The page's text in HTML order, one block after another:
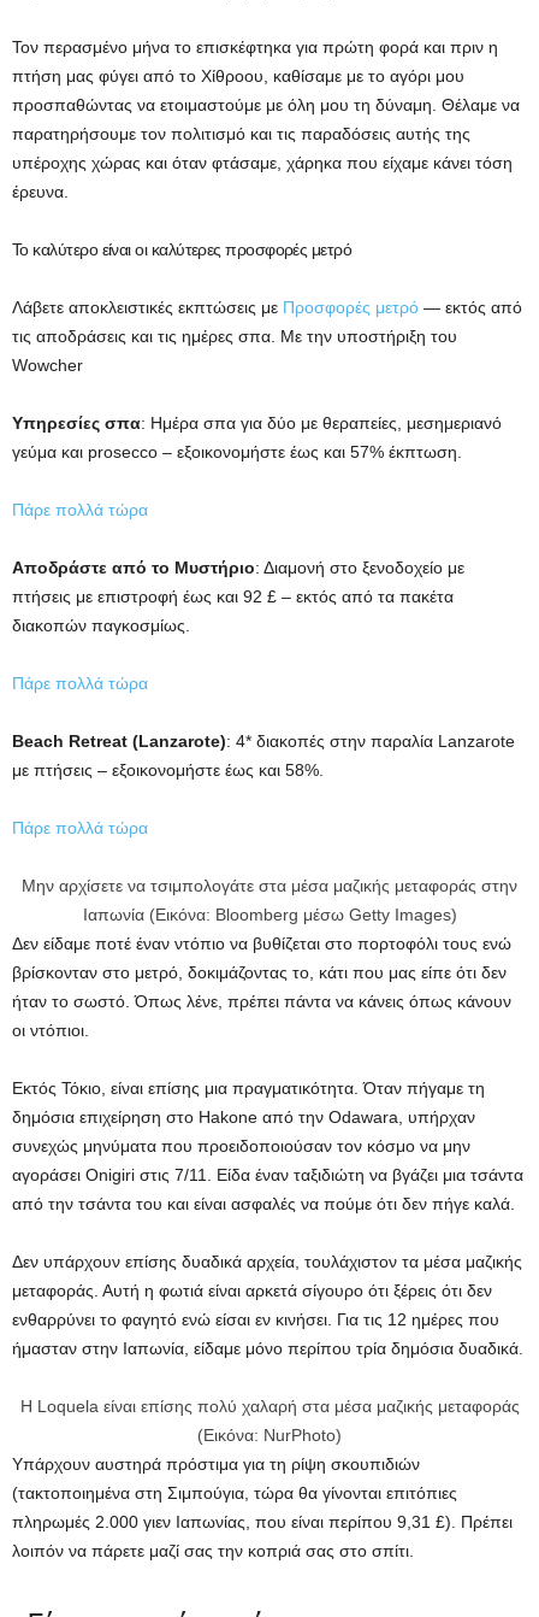
Τον περασμένο μήνα το επισκέφτηκα για πρώτη φορά και πριν η
πτήση μας φύγει από το Χίθροου, καθίσαμε με το αγόρι μου
προσπαθώντας να ετοιμαστούμε με όλη μου τη δύναμη. Θέλαμε να
παρατηρήσουμε τον πολιτισμό και τις παραδόσεις αυτής της
υπέροχης χώρας και όταν φτάσαμε, χάρηκα που είχαμε κάνει τόση
έρευνα.
Το καλύτερο είναι οι καλύτερες προσφορές μετρό
Λάβετε αποκλειστικές εκπτώσεις με Προσφορές μετρό — εκτός από
τις αποδράσεις και τις ημέρες σπα. Με την υποστήριξη του
Wowcher
Υπηρεσίες σπα: Ημέρα σπα για δύο με θεραπείες, μεσημεριανό
γεύμα και prosecco – εξοικονομήστε έως και 57% έκπτωση.
Πάρε πολλά τώρα
Αποδράστε από το Μυστήριο: Διαμονή στο ξενοδοχείο με
πτήσεις με επιστροφή έως και 92 £ – εκτός από τα πακέτα
διακοπών παγκοσμίως.
Πάρε πολλά τώρα
Beach Retreat (Lanzarote): 4* διακοπές στην παραλία Lanzarote
με πτήσεις – εξοικονομήστε έως και 58%.
Πάρε πολλά τώρα
Μην αρχίσετε να τσιμπολογάτε στα μέσα μαζικής μεταφοράς στην
Ιαπωνία (Εικόνα: Bloomberg μέσω Getty Images)
Δεν είδαμε ποτέ έναν ντόπιο να βυθίζεται στο πορτοφόλι τους ενώ
βρίσκονταν στο μετρό, δοκιμάζοντας το, κάτι που μας είπε ότι δεν
ήταν το σωστό. Όπως λένε, πρέπει πάντα να κάνεις όπως κάνουν
οι ντόπιοι.
Εκτός Τόκιο, είναι επίσης μια πραγματικότητα. Όταν πήγαμε τη
δημόσια επιχείρηση στο Hakone από την Odawara, υπήρχαν
συνεχώς μηνύματα που προειδοποιούσαν τον κόσμο να μην
αγοράσει Onigiri στις 7/11. Είδα έναν ταξιδιώτη να βγάζει μια τσάντα
από την τσάντα του και είναι ασφαλές να πούμε ότι δεν πήγε καλά.
Δεν υπάρχουν επίσης δυαδικά αρχεία, τουλάχιστον τα μέσα μαζικής
μεταφοράς. Αυτή η φωτιά είναι αρκετά σίγουρο ότι ξέρεις ότι δεν
ενθαρρύνει το φαγητό ενώ είσαι εν κινήσει. Για τις 12 ημέρες που
ήμασταν στην Ιαπωνία, είδαμε μόνο περίπου τρία δημόσια δυαδικά.
Η Loquela είναι επίσης πολύ χαλαρή στα μέσα μαζικής μεταφοράς
(Εικόνα: NurPhoto)
Υπάρχουν αυστηρά πρόστιμα για τη ρίψη σκουπιδιών
(τακτοποιημένα στη Σιμπούγια, τώρα θα γίνονται επιτόπιες
πληρωμές 2.000 γιεν Ιαπωνίας, που είναι περίπου 9,31 £). Πρέπει
λοιπόν να πάρετε μαζί σας την κοπριά σας στο σπίτι.